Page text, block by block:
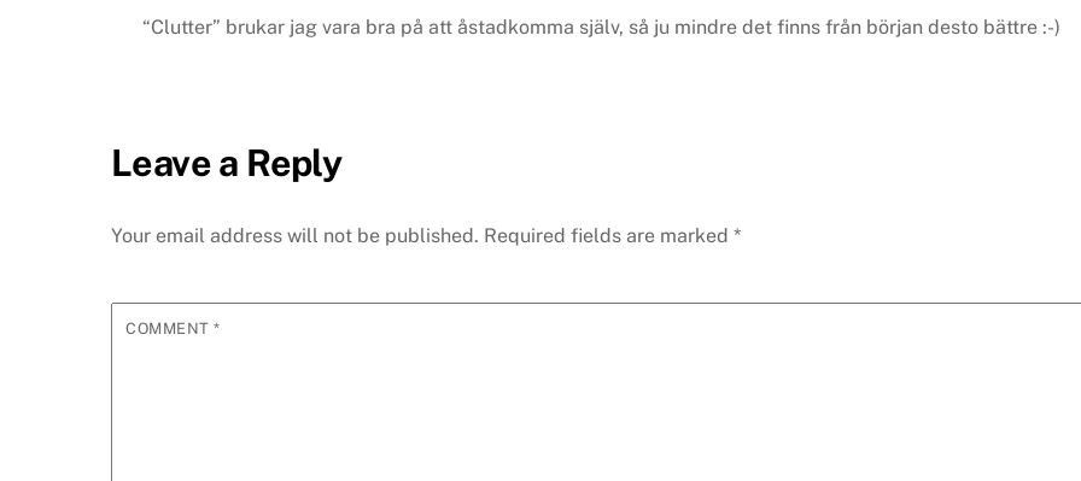
“Clutter” brukar jag vara bra på att åstadkomma själv, så ju mindre det finns från början desto bättre :-)
Leave a Reply
Your email address will not be published. Required fields are marked *
COMMENT*